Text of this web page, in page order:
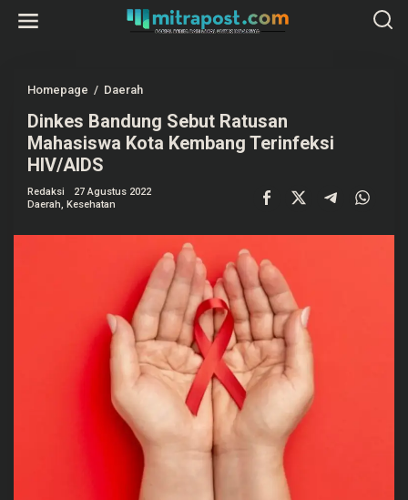
Homepage / Daerah
n
k
e
a
n
S
e
b
R
a
t
u
n
M
h
a
Dinkes Bandung Sebut Ratusan
Mahasiswa Kota Kembang Terinfeksi
HIV/AIDS
Redaksi
27 Agustus 2022
Daerah, Kesehatan